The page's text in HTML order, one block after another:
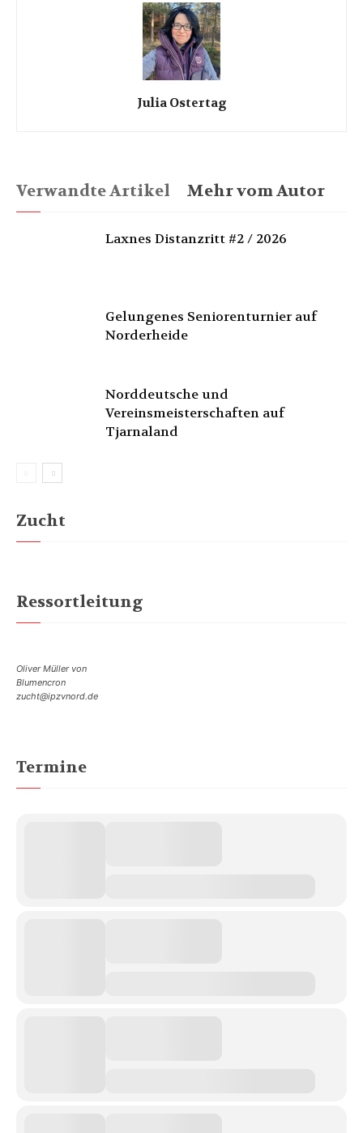
Julia Ostertag
Verwandte Artikel Mehr vom Autor
Laxnes Distanzritt #2 / 2026
Gelungenes Seniorenturnier auf
Norderheide
Norddeutsche und
Vereinsmeisterschaften auf
Tjarnaland
Zucht
Ressortleitung
Oliver Müller von
Blumencron
zucht@ipzvnord.de
Termine